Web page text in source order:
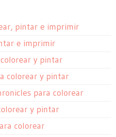
pintar e imprimir
e imprimir
y pintar
colorear y pintar
para colorear
y pintar
colorear